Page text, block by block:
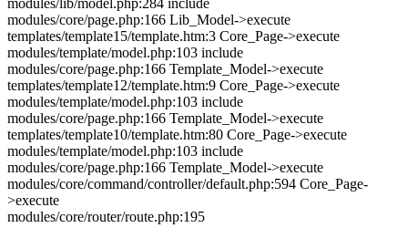
modules/lib/model.php:284 include
modules/core/page.php:166 Lib_Model->execute
templates/template15/template.htm:3 Core_Page->execute
modules/template/model.php:103 include
modules/core/page.php:166 Template_Model->execute
templates/template12/template.htm:9 Core_Page->execute
modules/template/model.php:103 include
modules/core/page.php:166 Template_Model->execute
templates/template10/template.htm:80 Core_Page->execute
modules/template/model.php:103 include
modules/core/page.php:166 Template_Model->execute
modules/core/command/controller/default.php:594 Core_Page-
>execute
modules/core/router/route.php:195